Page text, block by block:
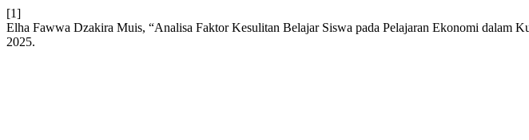
[1]
Elha Fawwa Dzakira Muis, “Analisa Faktor Kesulitan Belajar Siswa pada Pelajaran Ekonomi dalam
2025.